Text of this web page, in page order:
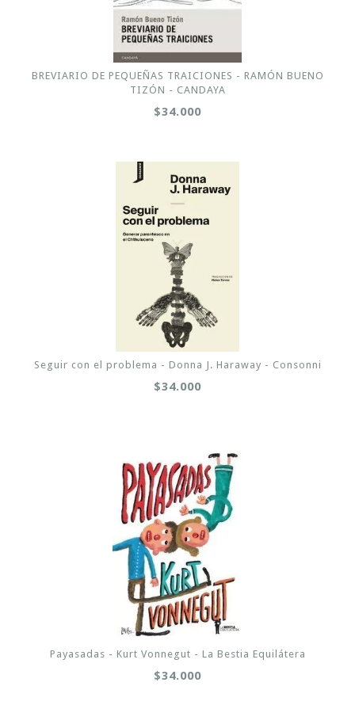
BREVIARIO DE PEQUEÑAS TRAICIONES - RAMÓN BUENO
TIZÓN - CANDAYA
$34.000
Seguir con el problema - Donna J. Haraway - Consonni
$34.000
Payasadas - Kurt Vonnegut - La Bestia Equilátera
$34.000